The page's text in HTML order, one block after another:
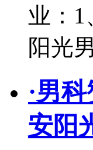
业：1
阳光
·男
安阳